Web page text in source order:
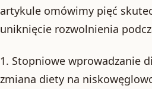
artykule omówimy pięć
uniknięcie rozwolnienia
1. Stopniowe wprowadzanie
zmiana diety na